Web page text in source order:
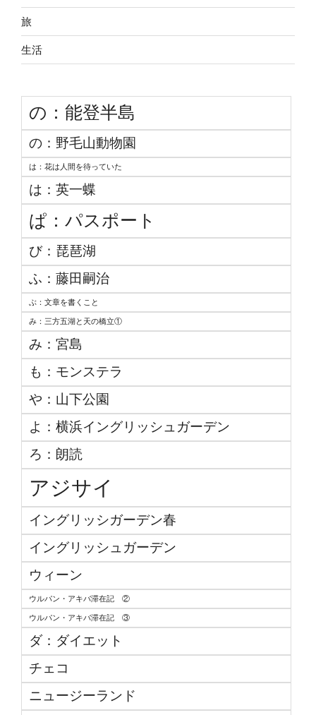
旅
生活
の：能登半島
の：野毛山動物園
は：花は人間を待っていた
は：英一蝶
ぱ：パスポート
び：琵琶湖
ふ：藤田嗣治
ぶ：文章を書くこと
み：三方五湖と天の橋立①
み：宮島
も：モンステラ
や：山下公園
よ：横浜イングリッシュガーデン
ろ：朗読
アジサイ
イングリッシガーデン春
イングリッシュガーデン
ウィーン
ウルパン・アキバ滞在記 ②
ウルパン・アキバ滞在記 ③
ダ：ダイエット
チェコ
ニュージーランド